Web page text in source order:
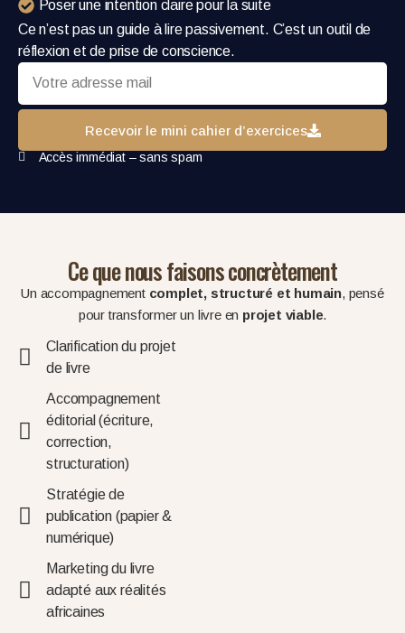
Poser une intention claire pour la suite
Ce n’est pas un guide à lire passivement. C’est un outil de
réflexion et de prise de conscience.
Recevoir le mini cahier d’exercices
Accès immédiat – sans spam
Ce que nous faisons concrètement
Un accompagnement complet, structuré et humain, pensé
pour transformer un livre en projet viable.
Clarification du projet
de livre
Accompagnement
éditorial (écriture,
correction,
structuration)
Stratégie de
publication (papier &
numérique)
Marketing du livre
adapté aux réalités
africaines